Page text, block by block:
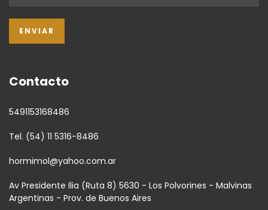
Contacto
5491153168486
Tel. (54) 11 5316-8486
hormimol@yahoo.com.ar
Av Presidente Ilia (Ruta 8) 5630 - Los Polvorines - Malvinas
Argentinas - Prov. de Buenos Aires